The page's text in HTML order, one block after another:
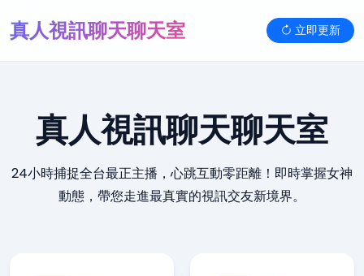
真人視訊聊天聊天室 立即更新
真人視訊聊天聊天室
24小時捕捉全台最正主播，心跳互動零距離！即時掌握女神
動態，帶您走進最真實的視訊交友新境界。